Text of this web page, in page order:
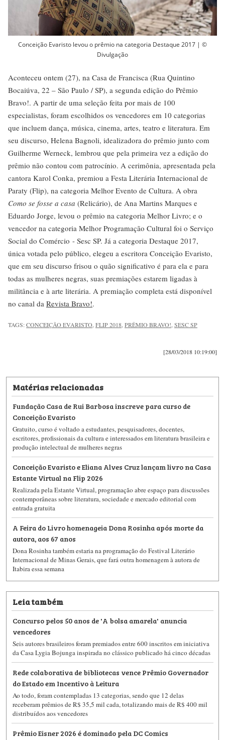
Conceição Evaristo levou o prêmio na categoria Destaque 2017 | ©
Divulgação
Aconteceu ontem (27), na Casa de Francisca (Rua Quintino
Bocaiúva, 22 – São Paulo / SP), a segunda edição do Prêmio
Bravo!. A partir de uma seleção feita por mais de 100
especialistas, foram escolhidos os vencedores em 10 categorias
que incluem dança, música, cinema, artes, teatro e literatura. Em
seu discurso, Helena Bagnoli, idealizadora do prêmio junto com
Guilherme Werneck, lembrou que pela primeira vez a edição do
prêmio não contou com patrocínio. A cerimônia, apresentada pela
cantora Karol Conka, premiou a Festa Literária Internacional de
Paraty (Flip), na categoria Melhor Evento de Cultura. A obra
Como se fosse a casa (Relicário), de Ana Martins Marques e
Eduardo Jorge, levou o prêmio na categoria Melhor Livro; e o
vencedor na categoria Melhor Programação Cultural foi o Serviço
Social do Comércio - Sesc SP. Já a categoria Destaque 2017,
única votada pelo público, elegeu a escritora Conceição Evaristo,
que em seu discurso frisou o quão significativo é para ela e para
todas as mulheres negras, suas premiações estarem ligadas à
militância e à arte literária. A premiação completa está disponível
no canal da Revista Bravo!.
TAGS:CONCEIÇÃO EVARISTO,FLIP 2018,PRÊMIO BRAVO!,SESC SP
[28/03/2018 10:19:00]
Matérias relacionadas
Fundação Casa de Rui Barbosa inscreve para curso de
Conceição Evaristo
Gratuito, curso é voltado a estudantes, pesquisadores, docentes,
escritores, profissionais da cultura e interessados em literatura brasileira e
produção intelectual de mulheres negras
Conceição Evaristo e Eliana Alves Cruz lançam livro na Casa
Estante Virtual na Flip 2026
Realizada pela Estante Virtual, programação abre espaço para discussões
contemporâneas sobre literatura, sociedade e mercado editorial com
entrada gratuita
A Feira do Livro homenageia Dona Rosinha após morte da
autora, aos 67 anos
Dona Rosinha também estaria na programação do Festival Literário
Internacional de Minas Gerais, que fará outra homenagem à autora de
Itabira essa semana
Leia também
Concurso pelos 50 anos de 'A bolsa amarela' anuncia
vencedores
Seis autores brasileiros foram premiados entre 600 inscritos em iniciativa
da Casa Lygia Bojunga inspirada no clássico publicado há cinco décadas
Rede colaborativa de bibliotecas vence Prêmio Governador
do Estado em Incentivo à Leitura
Ao todo, foram contempladas 13 categorias, sendo que 12 delas
receberam prêmios de R$ 35,5 mil cada, totalizando mais de R$ 400 mil
distribuídos aos vencedores
Prêmio Eisner 2026 é dominado pela DC Comics